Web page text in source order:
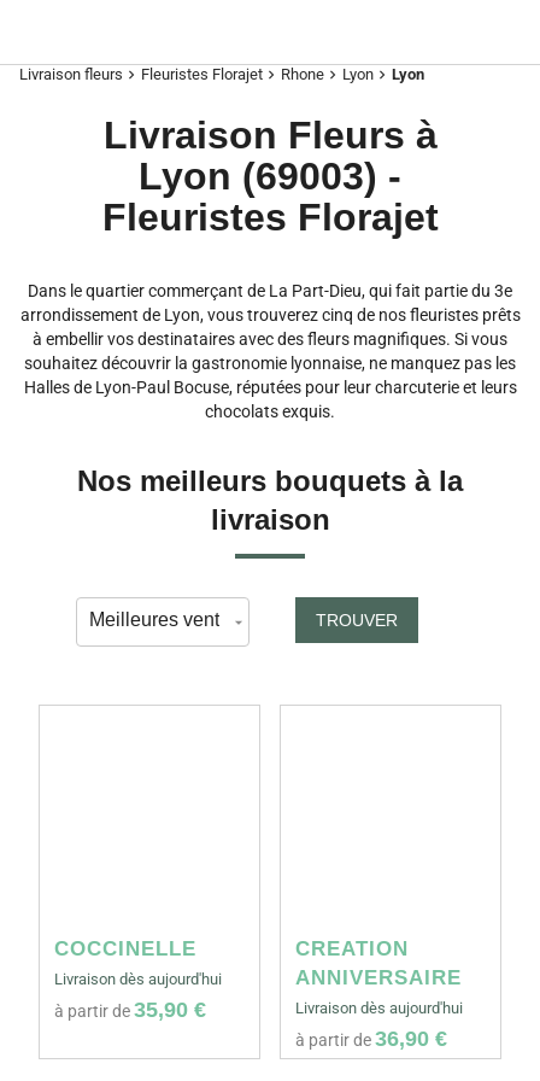
Livraison fleurs chevron_right Fleuristes Florajet chevron_right Rhone chevron_right Lyon chevron_right Lyon
Livraison Fleurs à
Lyon (69003) -
Fleuristes Florajet
Dans le quartier commerçant de La Part-Dieu, qui fait partie du 3e
arrondissement de Lyon, vous trouverez cinq de nos fleuristes prêts
à embellir vos destinataires avec des fleurs magnifiques. Si vous
souhaitez découvrir la gastronomie lyonnaise, ne manquez pas les
Halles de Lyon-Paul Bocuse, réputées pour leur charcuterie et leurs
chocolats exquis.
Nos meilleurs bouquets à la
livraison
TROUVER
COCCINELLE
Livraison dès aujourd'hui
à partir de35,90 €
CREATION
ANNIVERSAIRE
Livraison dès aujourd'hui
à partir de36,90 €